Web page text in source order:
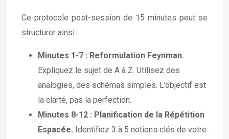
Ce protocole post-session de 15 minutes peut se
structurer ainsi :
Minutes 1-7 : Reformulation Feynman.
Expliquez le sujet de A à Z. Utilisez des
analogies, des schémas simples. L’objectif est
la clarté, pas la perfection.
Minutes 8-12 : Planification de la Répétition
Espacée. Identifiez 3 à 5 notions clés de votre